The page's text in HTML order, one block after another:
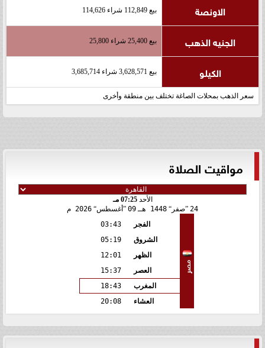
الاونصة بيع 112,849 شراء 114,626
الجنيه الذهب بيع 25,400 شراء 25,800
الكيلو بيع 3,628,571 شراء 3,685,714
سعر الذهب بمحلات الصاغة تختلف بين منطقة وأخرى
مواقيت الصلاة
الأحد07:25 مـ
24
صفر 1448 هـ 09 أغسطس 2026 م
مصر
الفجر
03:43
الشروق
05:19
الظهر
12:01
العصر
15:37
المغرب
18:43
العشاء
20:08